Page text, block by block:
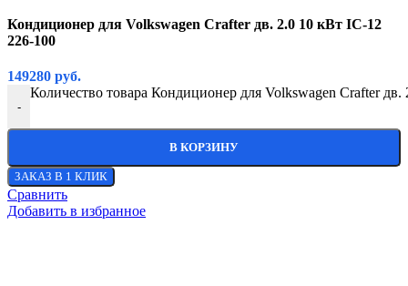
Кондиционер для Volkswagen Crafter дв. 2.0 10 кВт IC-12
226-100
149280 руб.
-
Количество товара Кондиционер для Volkswagen Crafter
В КОРЗИНУ
ЗАКАЗ В 1 КЛИК
Сравнить
Добавить в избранное